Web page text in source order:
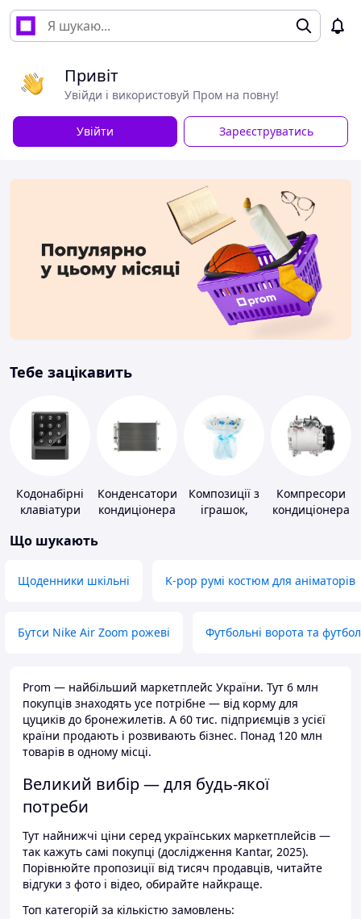
Привіт
Увійди і використовуй Пром на повну!
Увійти Зареєструватись
Тебе зацікавить
Кодонабірні
клавіатури
Конденсатори
кондиціонера
Композиції з
іграшок,
Компресори
кондиціонера
Що шукають
Щоденники шкільні K-pop румі костюм для аніматорів
Бутси Nike Air Zoom рожеві Футбольні ворота та
Prom — найбільший маркетплейс України. Тут 6 млн
покупців знаходять усе потрібне — від корму для
цуциків до бронежилетів. А 60 тис. підприємців з усієї
країни продають і розвивають бізнес. Понад 120 млн
товарів в одному місці.
Великий вибір — для будь-якої
потреби
Тут найнижчі ціни серед українських маркетплейсів —
так кажуть самі покупці (дослідження Kantar, 2025).
Порівнюйте пропозиції від тисяч продавців, читайте
відгуки з фото і відео, обирайте найкраще.
Топ категорій за кількістю замовлень: